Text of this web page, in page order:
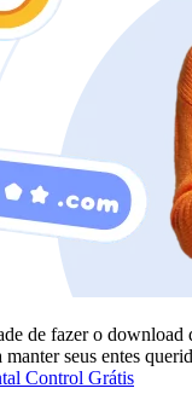
de fazer o download
manter seus entes
Control Grátis